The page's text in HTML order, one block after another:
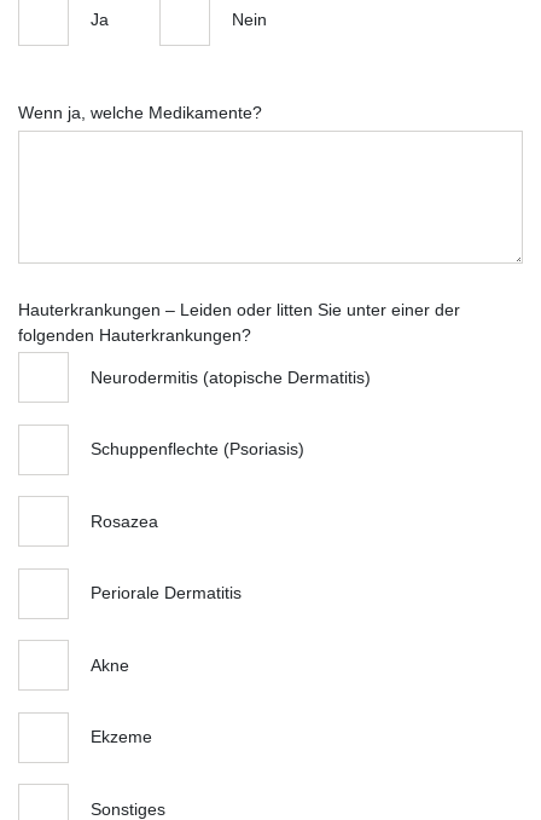
Ja Nein
Wenn ja, welche Medikamente?
Hauterkrankungen – Leiden oder litten Sie unter einer der
folgenden Hauterkrankungen?
Neurodermitis (atopische Dermatitis)
Schuppenflechte (Psoriasis)
Rosazea
Periorale Dermatitis
Akne
Ekzeme
Sonstiges